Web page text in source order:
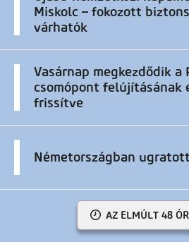
Miskolc – fokozott
várhatók
Vasárnap megkezdődik a
csomópont felújításának
frissítve
Németországban ugratott
AZ ELMÚLT 48